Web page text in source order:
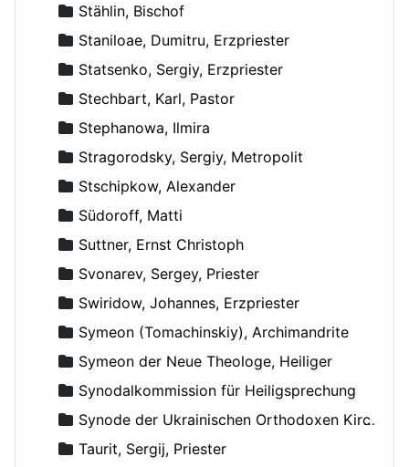
Stählin, Bischof
Staniloae, Dumitru, Erzpriester
Statsenko, Sergiy, Erzpriester
Stechbart, Karl, Pastor
Stephanowa, Ilmira
Stragorodsky, Sergiy, Metropolit
Stschipkow, Alexander
Südoroff, Matti
Suttner, Ernst Christoph
Svonarev, Sergey, Priester
Swiridow, Johannes, Erzpriester
Symeon (Tomachinskiy), Archimandrite
Symeon der Neue Theologe, Heiliger
Synodalkommission für Heiligsprechung
Synode der Ukrainischen Orthodoxen Kirche
Taurit, Sergij, Priester